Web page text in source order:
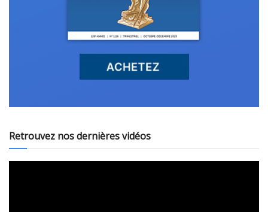
Retrouvez nos dernières vidéos